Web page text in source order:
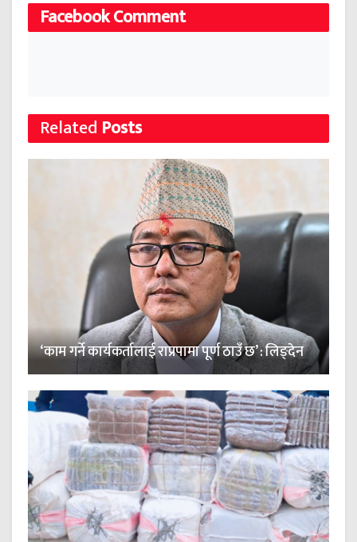
Facebook Comment
Related Posts
‘काम गर्ने कार्यकर्तालाई राप्रपामा पूर्ण ठाउँ छ’ : लिङ्देन